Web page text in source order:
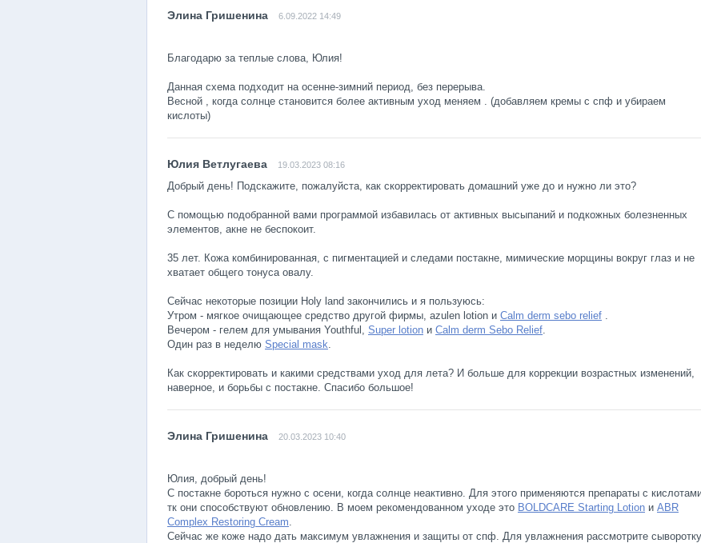
6.09.2022 14:49
Благодарю за теплые слова, Юлия!
Данная схема подходит на осенне-зимний период, без перерыва.
Весной , когда солнце становится более активным уход меняем . (добавляем кремы с спф и убираем
кислоты)
19.03.2023 08:16
Добрый день! Подскажите, пожалуйста, как скорректировать домашний уже до и нужно ли это?
С помощью подобранной вами программой избавилась от активных высыпаний и подкожных болезненных
элементов, акне не беспокоит.
35 лет. Кожа комбинированная, с пигментацией и следами постакне, мимические морщины вокруг глаз и не
хватает общего тонуса овалу.
Сейчас некоторые позиции Holy land закончились и я пользуюсь:
Утром - мягкое очищающее средство другой фирмы, azulen lotion и Calm derm sebo relief .
Вечером - гелем для умывания Youthful, Super lotion и Calm derm Sebo Relief.
Один раз в неделю Special mask.
Как скорректировать и какими средствами уход для лета? И больше для коррекции возрастных изменений,
наверное, и борьбы с постакне. Спасибо большое!
20.03.2023 10:40
Юлия, добрый день!
С постакне бороться нужно с осени, когда солнце неактивно. Для этого применяются препараты с
тк они способствуют обновлению. В моем рекомендованном уходе это BOLDCARE Starting Lotion и ABR
Complex Restoring Cream.
Сейчас же коже надо дать максимум увлажнения и защиты от спф. Для увлажнения рассмотрите сыворотку